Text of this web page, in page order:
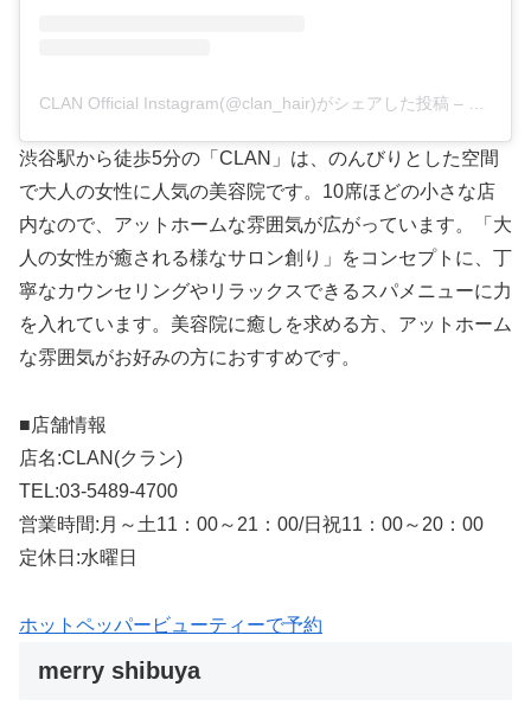
CLAN Official Instagram(@clan_hair)がシェアした投稿 –
渋谷駅から徒歩5分の「CLAN」は、のんびりとした空間
で大人の女性に人気の美容院です。10席ほどの小さな店
内なので、アットホームな雰囲気が広がっています。「大
人の女性が癒される様なサロン創り」をコンセプトに、丁
寧なカウンセリングやリラックスできるスパメニューに力
を入れています。美容院に癒しを求める方、アットホーム
な雰囲気がお好みの方におすすめです。
■店舗情報
店名:CLAN(クラン)
TEL:03-5489-4700
営業時間:月～土11：00～21：00/日祝11：00～20：00
定休日:水曜日
ホットペッパービューティーで予約
merry shibuya